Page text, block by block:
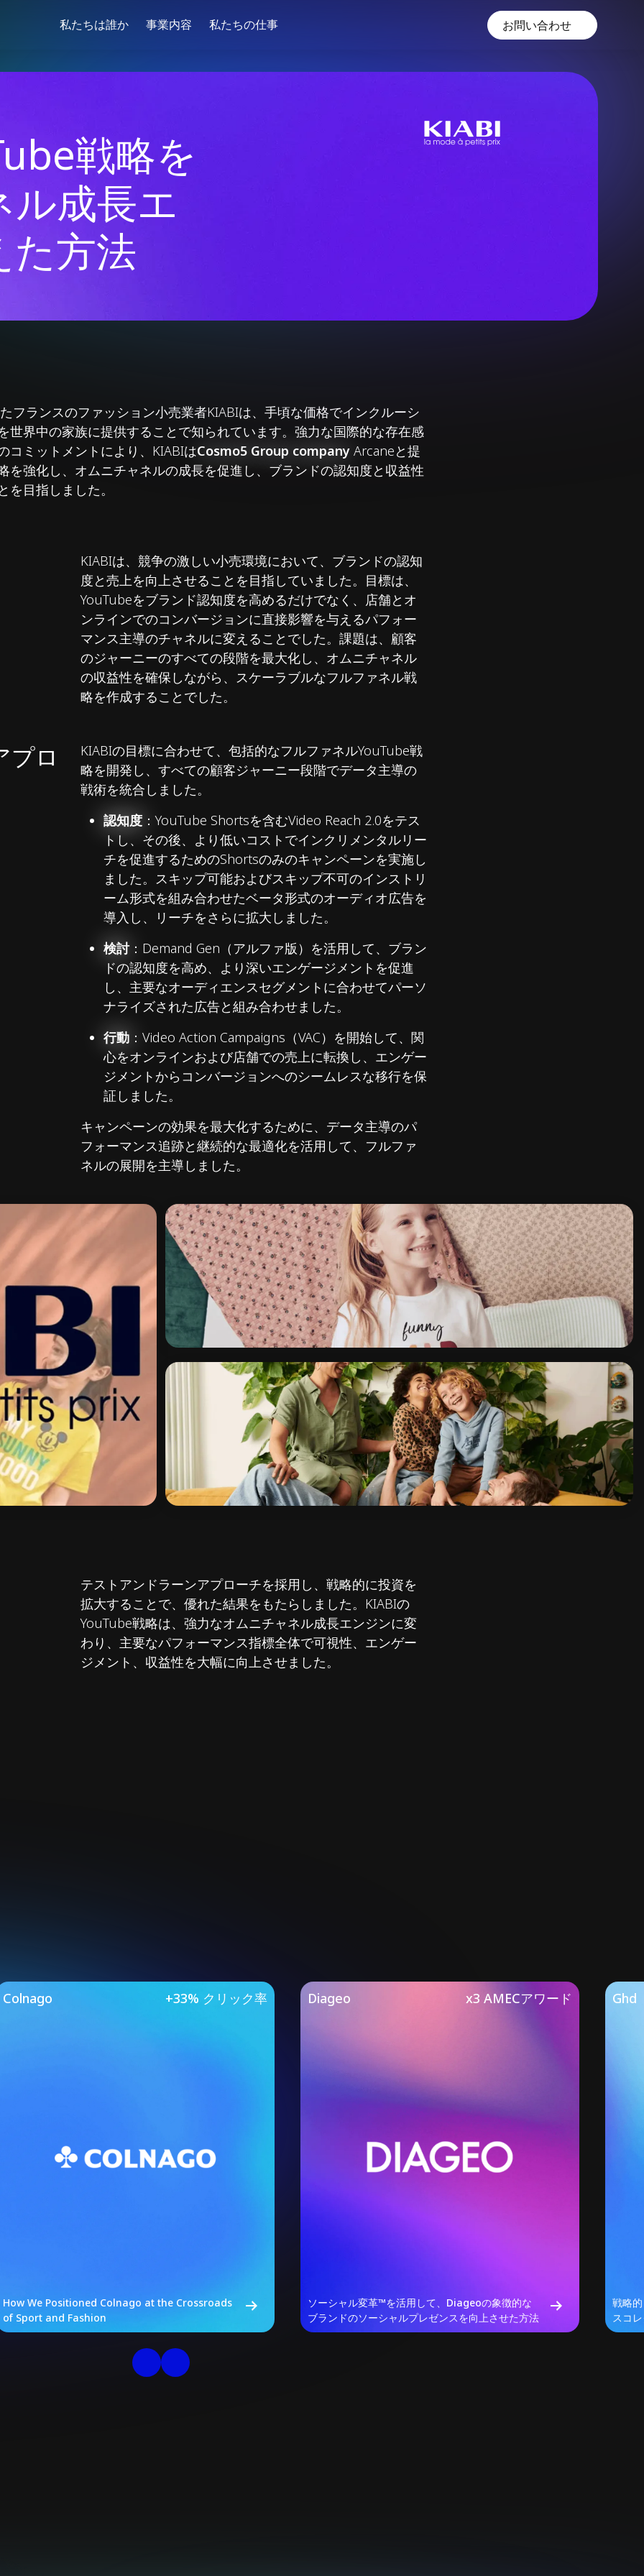
私たちは誰か 事業内容 私たちの仕事 お問い合わせ
戦略を
成長エ
た方法
フランスのファッション小売業者KIABIは、手頃な価格でインクルーシ
世界中の家族に提供することで知られています。強力な国際的な存在感
コミットメントにより、KIABIはCosmo5 Group company Arcaneと提
を強化し、オムニチャネルの成長を促進し、ブランドの認知度と収益性
を目指しました。
KIABIは、競争の激しい小売環境において、ブランドの認知
度と売上を向上させることを目指していました。目標は、
YouTubeをブランド認知度を高めるだけでなく、店舗とオ
ンラインでのコンバージョンに直接影響を与えるパフォー
マンス主導のチャネルに変えることでした。課題は、顧客
のジャーニーのすべての段階を最大化し、オムニチャネル
の収益性を確保しながら、スケーラブルなフルファネル戦
略を作成することでした。
プロ
KIABIの目標に合わせて、包括的なフルファネルYouTube戦
略を開発し、すべての顧客ジャーニー段階でデータ主導の
戦術を統合しました。
認知度 ：YouTube Shortsを含むVideo Reach 2.0をテス
トし、その後、より低いコストでインクリメンタルリー
チを促進するためのShortsのみのキャンペーンを実施し
ました。スキップ可能およびスキップ不可のインストリ
ーム形式を組み合わせたベータ形式のオーディオ広告を
導入し、リーチをさらに拡大しました。
検討：Demand Gen（アルファ版）を活用して、ブラン
ドの認知度を高め、より深いエンゲージメントを促進
し、主要なオーディエンスセグメントに合わせてパーソ
ナライズされた広告と組み合わせました。
行動 ：Video Action Campaigns（VAC）を開始して、関
心をオンラインおよび店舗での売上に転換し、エンゲー
ジメントからコンバージョンへのシームレスな移行を保
証しました。
キャンペーンの効果を最大化するために、データ主導のパ
フォーマンス追跡と継続的な最適化を活用して、フルファ
ネルの展開を主導しました。
テストアンドラーンアプローチを採用し、戦略的に投資を
拡大することで、優れた結果をもたらしました。KIABIの
YouTube戦略は、強力なオムニチャネル成長エンジンに変
わり、主要なパフォーマンス指標全体で可視性、エンゲー
ジメント、収益性を大幅に向上させました。
Colnago +33% クリック率
How We Positioned Colnago at the Crossroads
of Sport and Fashion
Diageo x3 AMECアワード
ソーシャル変革™️を活用して、Diageoの象徴的な
ブランドのソーシャルプレゼンスを向上させた方法
Ghd
戦略
スコ